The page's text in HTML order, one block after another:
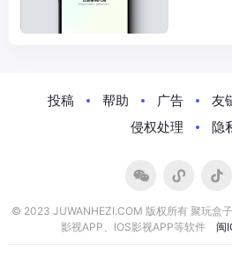
投稿 帮助 广告 友
侵权处理
隐
© 2023 JUWANHEZI.COM 版权所有 聚玩盒
影视APP、IOS影视APP等软件 闽